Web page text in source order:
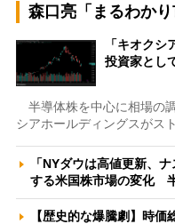
森口亮「まるわかり
「キオク
投資家とし
半導体株を中心に相場の
シアホールディングスがス
「NYダウは高値更新、
する米国株市場の変化
【歴史的な爆騰劇】時